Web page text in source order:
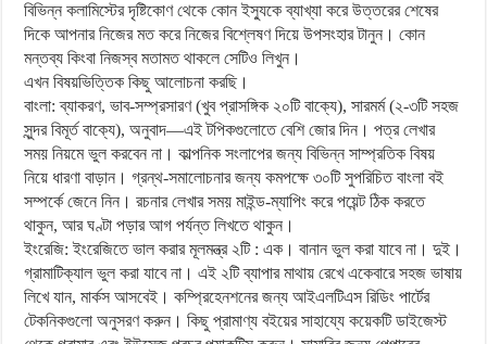
বিভিন্ন কলামিস্টের দৃষ্টিকোণ থেকে কোন ইস্যুকে ব্যাখ্যা করে উত্তরের শেষের
দিকে আপনার নিজের মত করে নিজের বিশ্লেষণ দিয়ে উপসংহার টানুন। কোন
মন্তব্য কিংবা নিজস্ব মতামত থাকলে সেটিও লিখুন।
এখন বিষয়ভিত্তিক কিছু আলোচনা করছি।
বাংলা: ব্যাকরণ, ভাব-সম্প্রসারণ (খুব প্রাসঙ্গিক ২০টি বাক্যে), সারমর্ম (২-৩টি সহজ
সুন্দর বিমূর্ত বাক্যে), অনুবাদ—এই টপিকগুলোতে বেশি জোর দিন। পত্র লেখার
সময় নিয়মে ভুল করবেন না। কাল্পনিক সংলাপের জন্য বিভিন্ন সাম্প্রতিক বিষয়
নিয়ে ধারণা বাড়ান। গ্রন্থ-সমালোচনার জন্য কমপক্ষে ৩০টি সুপরিচিত বাংলা বই
সম্পর্কে জেনে নিন। রচনার লেখার সময় মাইন্ড-ম্যাপিং করে পয়েন্ট ঠিক করতে
থাকুন, আর ঘণ্টা পড়ার আগ পর্যন্ত লিখতে থাকুন।
ইংরেজি: ইংরেজিতে ভাল করার মূলমন্ত্র ২টি : এক। বানান ভুল করা যাবে না। দুই।
গ্রামাটিক্যাল ভুল করা যাবে না। এই ২টি ব্যাপার মাথায় রেখে একেবারে সহজ ভাষায়
লিখে যান, মার্কস আসবেই। কম্প্রিহেনশনের জন্য আইএলটিএস রিডিং পার্টের
টেকনিকগুলো অনুসরণ করুন। কিছু প্রামাণ্য বইয়ের সাহায্যে কয়েকটি ডাইজেস্ট